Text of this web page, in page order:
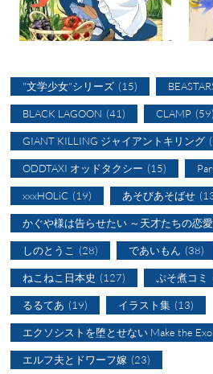
"文学少女"シリーズ (15)
BLACK LAGOON (41) CLAMP (59)
GIANT KILLING ジャイアントキリング
ODDTAXI オッドタクシー (15)
xxxHOLiC (19) あそびあそばせ
かぐや様は告らせたい ～天才たちの恋
しのとうこ (28) であいもん (38)
ねこねこ日本史 (127) ぷそ煮コミ
るるてあ (19) イラスト集 (13)
エクソシストを堕とせない Make the
エルフ夫とドワーフ嫁 (23)